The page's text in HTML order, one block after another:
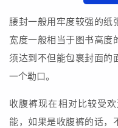
腰封一般用牢度较强的纸
宽度一般相当于图书高度
须达到不但能包裹封面的
一个勒口。
收腹裤现在相对比较受
能，如果是收腹裤的话，